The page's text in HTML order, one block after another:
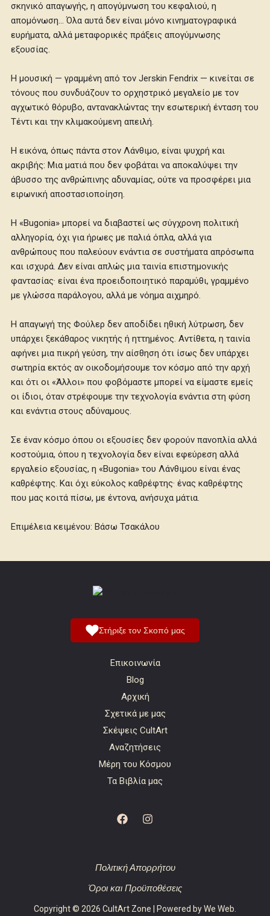
σκηνικό απαγωγής, η απογύμνωση του κεφαλιού, η
απομόνωση… Όλα αυτά δεν είναι μόνο κινηματογραφικά
ευρήματα, αλλά μεταφορικές πράξεις απογύμνωσης
εξουσίας.
Η μουσική — γραμμένη από τον Jerskin Fendrix — κινείται σε
τόνους που συνδυάζουν το ορχηστρικό μεγαλείο με τον
αγχωτικό θόρυβο, αντανακλώντας την εσωτερική ένταση του
Τέντι και την κλιμακούμενη απειλή.
Η εικόνα, όπως πάντα στον Λάνθιμο, είναι ψυχρή και
ακριβής: Μια ματιά που δεν φοβάται να αποκαλύψει την
άβυσσο της ανθρώπινης αδυναμίας, ούτε να προσφέρει μια
ειρωνική αποστασιοποίηση.
Η «Bugonia» μπορεί να διαβαστεί ως σύγχρονη πολιτική
αλληγορία, όχι για ήρωες με παλιά όπλα, αλλά για
ανθρώπους που παλεύουν ενάντια σε συστήματα απρόσωπα
και ισχυρά. Δεν είναι απλώς μια ταινία επιστημονικής
φαντασίας· είναι ένα προειδοποιητικό παραμύθι, γραμμένο
με γλώσσα παράλογου, αλλά με νόημα αιχμηρό.
Η απαγωγή της Φούλερ δεν αποδίδει ηθική λύτρωση, δεν
υπάρχει ξεκάθαρος νικητής ή ηττημένος. Αντίθετα, η ταινία
αφήνει μια πικρή γεύση, την αίσθηση ότι ίσως δεν υπάρχει
σωτηρία εκτός αν οικοδομήσουμε τον κόσμο από την αρχή
και ότι οι «Άλλοι» που φοβόμαστε μπορεί να είμαστε εμείς
οι ίδιοι, όταν στρέφουμε την τεχνολογία ενάντια στη φύση
και ενάντια στους αδύναμους.
Σε έναν κόσμο όπου οι εξουσίες δεν φορούν πανοπλία αλλά
κοστούμια, όπου η τεχνολογία δεν είναι εφεύρεση αλλά
εργαλείο εξουσίας, η «Bugonia» του Λάνθιμου είναι ένας
καθρέφτης. Και όχι εύκολος καθρέφτης· ένας καθρέφτης
που μας κοιτά πίσω, με έντονα, ανήσυχα μάτια.
Επιμέλεια κειμένου: Βάσω Τσακάλου
Στήριξε τον Σκοπό μας
Επικοινωνία
Blog
Αρχική
Σχετικά με μας
Σκέψεις CultArt
Αναζητήσεις
Μέρη του Κόσμου
Τα Βιβλία μας
Πολιτική Απορρήτου
Όροι και Προϋποθέσεις
Copyright © 2026 CultArt Zone | Powered byWe Web.